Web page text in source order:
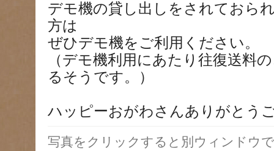
デモ機の貸し出しをされておら
方は
ぜひデモ機をご利用ください。
（デモ機利用にあたり往復送料
るそうです。）
ハッピーおがわさんありがとう
写真をクリックすると別ウィンドウ